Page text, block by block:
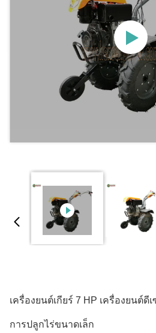
เครื่องยนต์เกียร์ 7 HP เครื่องยนต์
การปลูกไร่ขนาดเล็ก